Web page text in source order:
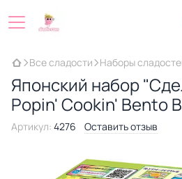
Все сладости Наборы
Японский набор
Popin' Cookin' Bento
Артикул: 4276 Оставить отзыв